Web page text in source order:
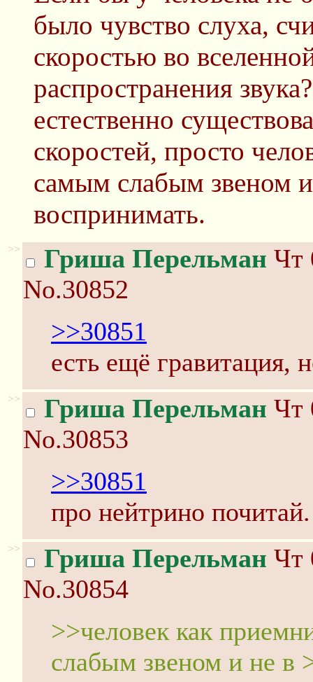
было чувство слуха,
скоростью во
распространения
естественно
скоростей, просто
самым слабым звеном
воспринимать.
>> Гриша Перельман Чт
No.30852
>>30851
есть ещё гравитация,
>> Гриша Перельман Чт
No.30853
>>30851
про нейтрино почитай.
>> Гриша Перельман Чт
No.30854
>>человек как
слабым звеном и не в